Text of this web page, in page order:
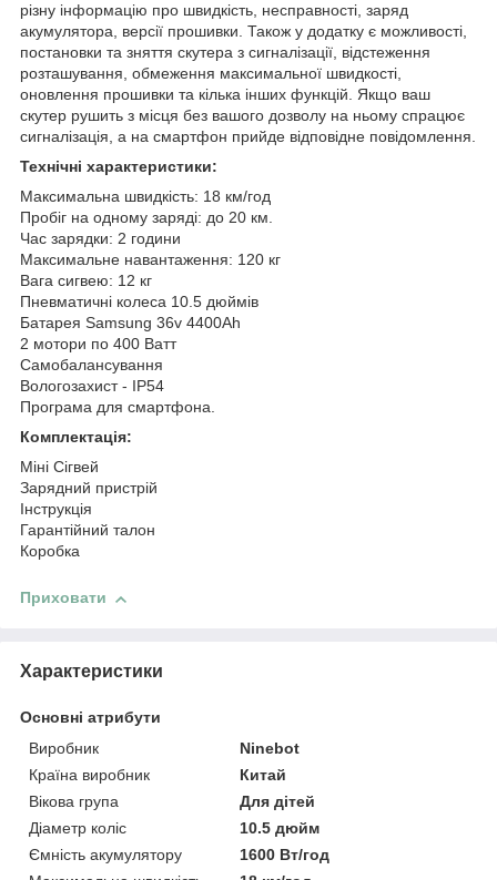
різну інформацію про швидкість, несправності, заряд
акумулятора, версії прошивки. Також у додатку є можливості,
постановки та зняття скутера з сигналізації, відстеження
розташування, обмеження максимальної швидкості,
оновлення прошивки та кілька інших функцій. Якщо ваш
скутер рушить з місця без вашого дозволу на ньому спрацює
сигналізація, а на смартфон прийде відповідне повідомлення.
Технічні характеристики:
Максимальна швидкість: 18 км/год
Пробіг на одному заряді: до 20 км.
Час зарядки: 2 години
Максимальне навантаження: 120 кг
Вага сигвею: 12 кг
Пневматичні колеса 10.5 дюймів
Батарея Samsung 36v 4400Ah
2 мотори по 400 Ватт
Самобалансування
Вологозахист - IP54
Програма для смартфона.
Комплектація:
Міні Сігвей
Зарядний пристрій
Інструкція
Гарантійний талон
Коробка
Приховати
Характеристики
Основні атрибути
Виробник
Ninebot
Країна виробник
Китай
Вікова група
Для дітей
Діаметр коліс
10.5 дюйм
Ємність акумулятору
1600 Вт/год